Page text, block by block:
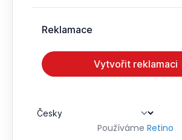
Používáme Retino